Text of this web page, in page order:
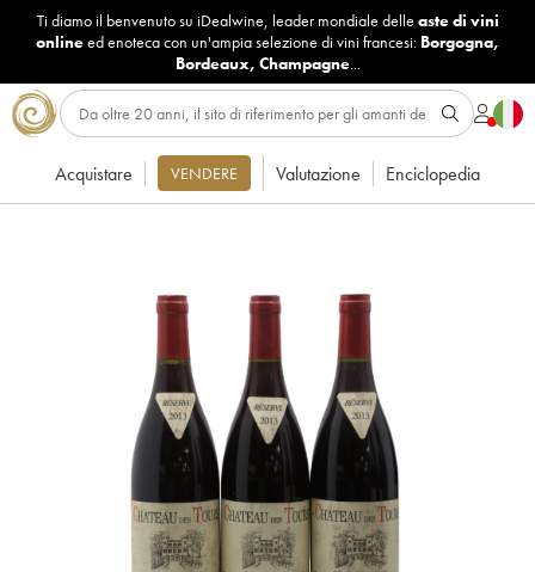
Ti diamo il benvenuto su iDealwine, leader mondiale delle aste di vini
onlineed enoteca con un'ampia selezione di vini francesi: Borgogna,
Bordeaux, Champagne...
Acquistare VENDERE Valutazione Enciclopedia